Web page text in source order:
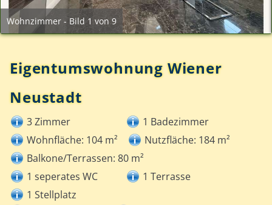
Wohnzimmer - Bild 1 von 9
Eigentumswohnung Wiener
Neustadt
3 Zimmer
1 Badezimmer
Wohnfläche: 104 m²
Nutzfläche: 184 m²
Balkone/Terrassen: 80 m²
1 seperates WC
1 Terrasse
1 Stellplatz